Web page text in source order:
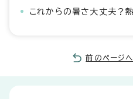
これからの暑さ大丈夫？
前のページ